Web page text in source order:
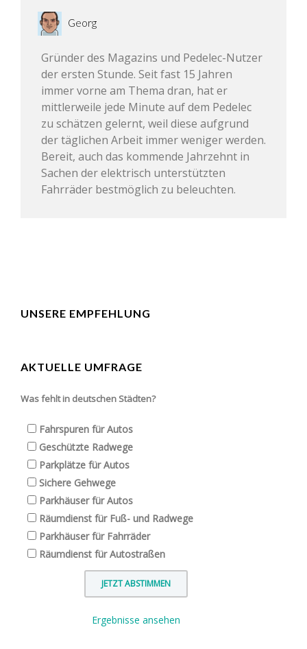
Georg
Gründer des Magazins und Pedelec-Nutzer
der ersten Stunde. Seit fast 15 Jahren
immer vorne am Thema dran, hat er
mittlerweile jede Minute auf dem Pedelec
zu schätzen gelernt, weil diese aufgrund
der täglichen Arbeit immer weniger werden.
Bereit, auch das kommende Jahrzehnt in
Sachen der elektrisch unterstützten
Fahrräder bestmöglich zu beleuchten.
UNSERE EMPFEHLUNG
AKTUELLE UMFRAGE
Was fehlt in deutschen Städten?
Fahrspuren für Autos
Geschützte Radwege
Parkplätze für Autos
Sichere Gehwege
Parkhäuser für Autos
Räumdienst für Fuß- und Radwege
Parkhäuser für Fahrräder
Räumdienst für Autostraßen
Ergebnisse ansehen